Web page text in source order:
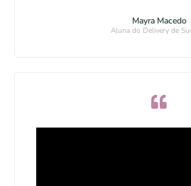
Mayra Macedo
Aluna do Delivery de